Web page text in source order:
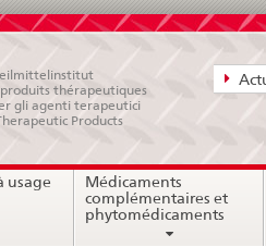
thérapeutiques
gli agenti terapeutici
Products
usage
Médicaments
complémentaires et
phytomédicaments